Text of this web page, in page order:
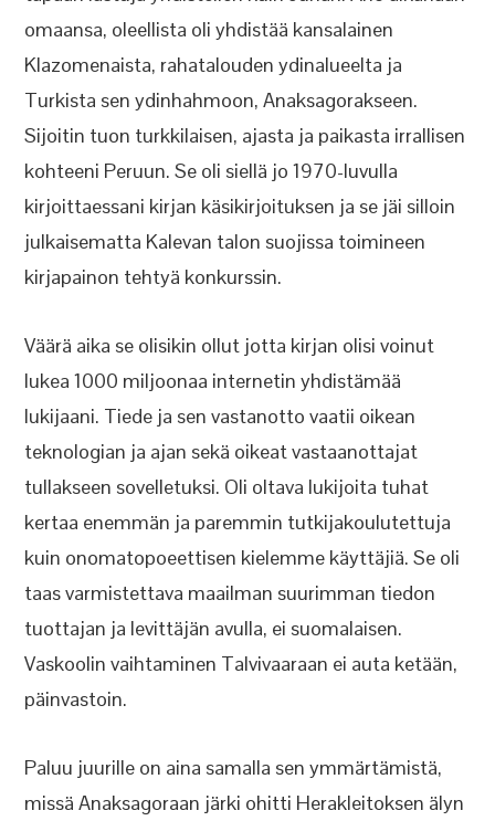
omaansa, oleellista oli yhdistää kansalainen
Klazomenaista, rahatalouden ydinalueelta ja
Turkista sen ydinhahmoon, Anaksagorakseen.
Sijoitin tuon turkkilaisen, ajasta ja paikasta irrallisen
kohteeni Peruun. Se oli siellä jo 1970-luvulla
kirjoittaessani kirjan käsikirjoituksen ja se jäi silloin
julkaisematta Kalevan talon suojissa toimineen
kirjapainon tehtyä konkurssin.
Väärä aika se olisikin ollut jotta kirjan olisi voinut
lukea 1000 miljoonaa internetin yhdistämää
lukijaani. Tiede ja sen vastanotto vaatii oikean
teknologian ja ajan sekä oikeat vastaanottajat
tullakseen sovelletuksi. Oli oltava lukijoita tuhat
kertaa enemmän ja paremmin tutkijakoulutettuja
kuin onomatopoeettisen kielemme käyttäjiä. Se oli
taas varmistettava maailman suurimman tiedon
tuottajan ja levittäjän avulla, ei suomalaisen.
Vaskoolin vaihtaminen Talvivaaraan ei auta ketään,
päinvastoin.
Paluu juurille on aina samalla sen ymmärtämistä,
missä Anaksagoraan järki ohitti Herakleitoksen älyn